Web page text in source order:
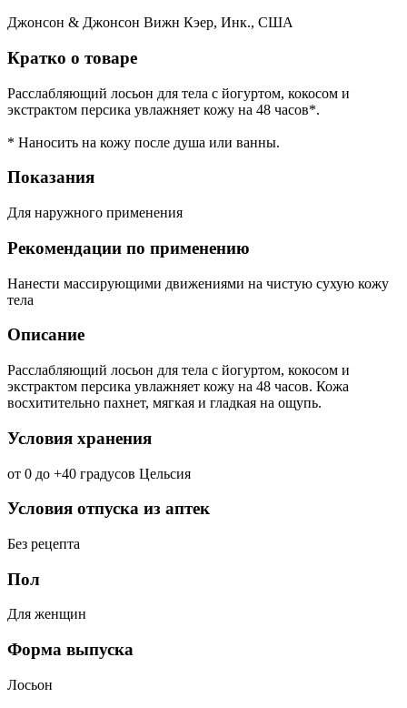
Джонсон & Джонсон Вижн Кэер, Инк., США
Кратко о товаре
Расслабляющий лосьон для тела с йогуртом, кокосом и
экстрактом персика увлажняет кожу на 48 часов*.
* Наносить на кожу после душа или ванны.
Показания
Для наружного применения
Рекомендации по применению
Нанести массирующими движениями на чистую сухую кожу
тела
Описание
Расслабляющий лосьон для тела с йогуртом, кокосом и
экстрактом персика увлажняет кожу на 48 часов. Кожа
восхитительно пахнет, мягкая и гладкая на ощупь.
Условия хранения
от 0 до +40 градусов Цельсия
Условия отпуска из аптек
Без рецепта
Пол
Для женщин
Форма выпуска
Лосьон